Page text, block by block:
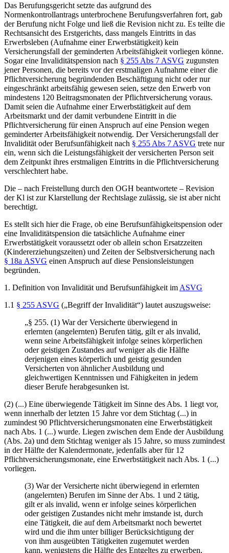
Das Berufungsgericht setzte das aufgrund des
Normenkontrollantrags unterbrochene Berufungsverfahren fort, gab
der Berufung nicht Folge und ließ die Revision nicht zu. Es teilte die
Rechtsansicht des Erstgerichts, dass mangels Eintritts in das
Erwerbsleben (Aufnahme einer Erwerbstätigkeit) kein
Versicherungsfall der geminderten Arbeitsfähigkeit vorliegen könne.
Sogar eine Invaliditätspension nach § 255 Abs 7 ASVG zugunsten
jener Personen, die bereits vor der erstmaligen Aufnahme einer die
Pflichtversicherung begründenden Beschäftigung nicht oder nur
eingeschränkt arbeitsfähig gewesen seien, setze den Erwerb von
mindestens 120 Beitragsmonaten der Pflichtversicherung voraus.
Damit seien die Aufnahme einerErwerbstätigkeit auf dem
Arbeitsmarkt und der damit verbundene Eintritt in die
Pflichtversicherung für einen Anspruch auf eine Pension wegen
geminderter Arbeitsfähigkeit notwendig. Der Versicherungsfall der
Invalidität oder Berufsunfähigkeit nach § 255 Abs 7 ASVG trete nur
ein, wenn sich die Leistungsfähigkeit der versicherten Person seit
dem Zeitpunkt ihres erstmaligen Eintritts in die Pflichtversicherung
verschlechtert habe.
Die – nach Freistellung durch den OGH beantwortete – Revision
der Kl ist zur Klarstellung der Rechtslage zulässig, sie ist aber nicht
berechtigt.
Es stellt sich hier die Frage, ob eine Berufsunfähigkeitspension oder
eine Invaliditätspension die tatsächliche Aufnahme einer
Erwerbstätigkeit voraussetzt oder ob allein schon Ersatzzeiten
(Kindererziehungszeiten) und Zeiten der Selbstversicherung nach
§ 18a ASVG einen Anspruch auf diese Pensionsleistungen
begründen.
1. Definition von Invalidität und Berufsunfähigkeit im ASVG
1.1 § 255 ASVG („Begriff der Invalidität“) lautet auszugsweise:
„§ 255. (1) War der Versicherte überwiegend in
erlernten (angelernten) Berufen tätig, gilt er als invalid,
wenn seine Arbeitsfähigkeit infolge seines körperlichen
oder geistigen Zustandes auf weniger als die Hälfte
derjenigen eines körperlich und geistig gesunden
Versicherten von ähnlicher Ausbildung und
gleichwertigen Kenntnissen und Fähigkeiten in jedem
dieser Berufe herabgesunken ist.
(2) (...) Eine überwiegende Tätigkeit im Sinne des Abs. 1 liegt vor,
wenn innerhalb der letzten 15 Jahre vor dem Stichtag (...) in
zumindest 90 Pflichtversicherungsmonaten eine Erwerbstätigkeit
nach Abs. 1 (...) wurde. Liegen zwischen dem Ende der Ausbildung
(Abs. 2a) und dem Stichtag weniger als 15 Jahre, so muss zumindest
in der Hälfte der Kalendermonate, jedenfalls aber für 12
Pflichtversicherungsmonate, eine Erwerbstätigkeit nach Abs. 1 (...)
vorliegen.
(3) War der Versicherte nicht überwiegend in erlernten
(angelernten) Berufen im Sinne der Abs. 1 und 2 tätig,
gilt er als invalid, wenn er infolge seines körperlichen
oder geistigen Zustandes nicht mehr imstande ist, durch
eine Tätigkeit, die auf dem Arbeitsmarkt noch bewertet
wird und die ihm unter billiger Berücksichtigung der
von ihm ausgeübten Tätigkeiten zugemutet werden
kann, wenigstens die Hälfte des Entgeltes zu erwerben,